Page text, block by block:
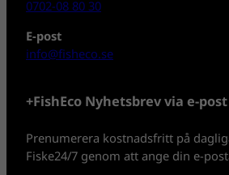
0702-08 80 30
E-post
info@fisheco.se
+FishEco Nyhetsbrev via e-post
Prenumerera kostnadsfritt på
Fiske24/7 genom att ange din e-